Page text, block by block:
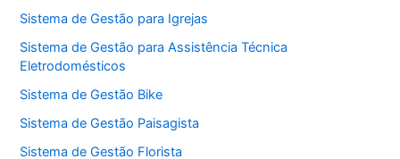
Sistema de Gestão para Igrejas
Sistema de Gestão para Assistência Técnica
Eletrodomésticos
Sistema de Gestão Bike
Sistema de Gestão Paisagista
Sistema de Gestão Florista